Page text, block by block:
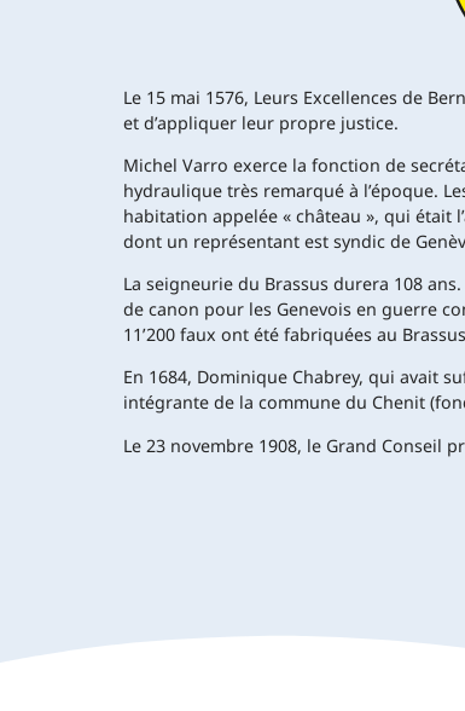
Le 15 mai 1576, Leurs Excellences de
et d’appliquer leur propre justice.
Michel Varro exerce la fonction de
hydraulique très remarqué à l’époque.
habitation appelée « château », qui était
dont un représentant est syndic de
La seigneurie du Brassus durera 108
de canon pour les Genevois en guerre
11’200 faux ont été fabriquées au
En 1684, Dominique Chabrey, qui avait
intégrante de la commune du Chenit
Le 23 novembre 1908, le Grand Conseil